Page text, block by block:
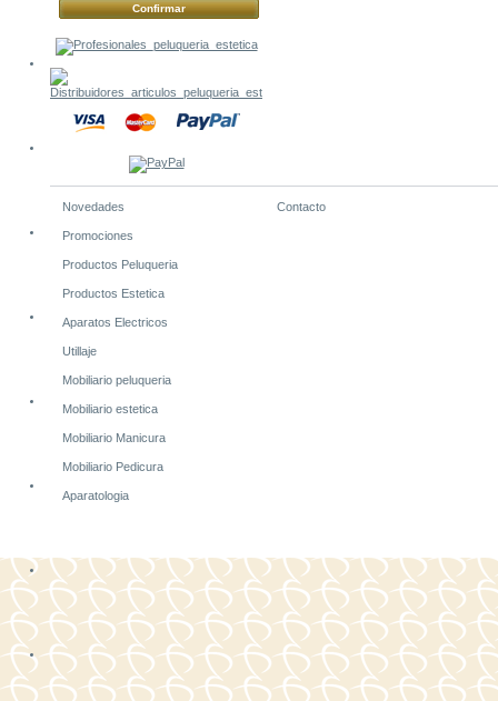
Confirmar
Novedades
Promociones
Productos Peluqueria
Productos Estetica
Aparatos Electricos
Utillaje
Mobiliario peluqueria
Mobiliario estetica
Mobiliario Manicura
Mobiliario Pedicura
Aparatologia
Contacto